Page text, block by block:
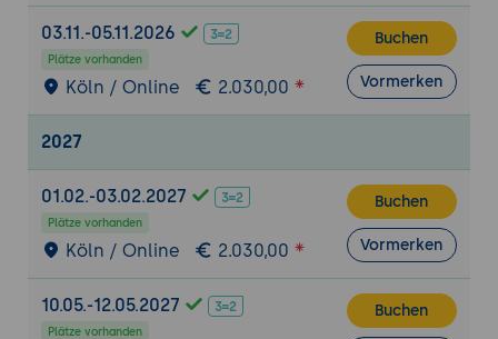
Erklärung von VIs und ihrer
wiederverwendbaren Natur
Erstellung und Verwendung von SubVIs
Organisieren von VIs und SubVIs in
Einführung in die Datenerfassung und den
Einsatz von Sensoren
Verwendung von NI DAQ-Geräten zur
Datenerfassung
Konfiguration von Hardware-Einstellungen
für die Datenerfassung
03.11.-05.11.2026
Plätze vorhanden
Köln / Online 2.030,00
Buchen
Vormerken
2027
01.02.-03.02.2027
Plätze vorhanden
Köln / Online 2.030,00
Buchen
Vormerken
10.05.-12.05.2027
Plätze vorhanden
Buchen